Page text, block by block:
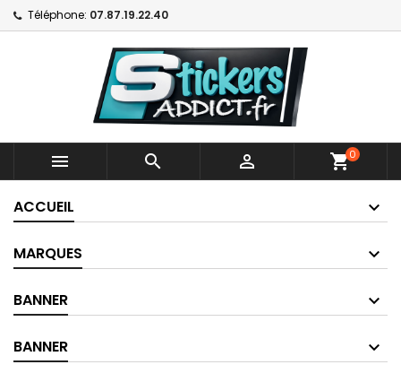
Téléphone: 07.87.19.22.40
   shopping_cart0
ACCUEIL
MARQUES
BANNER
BANNER